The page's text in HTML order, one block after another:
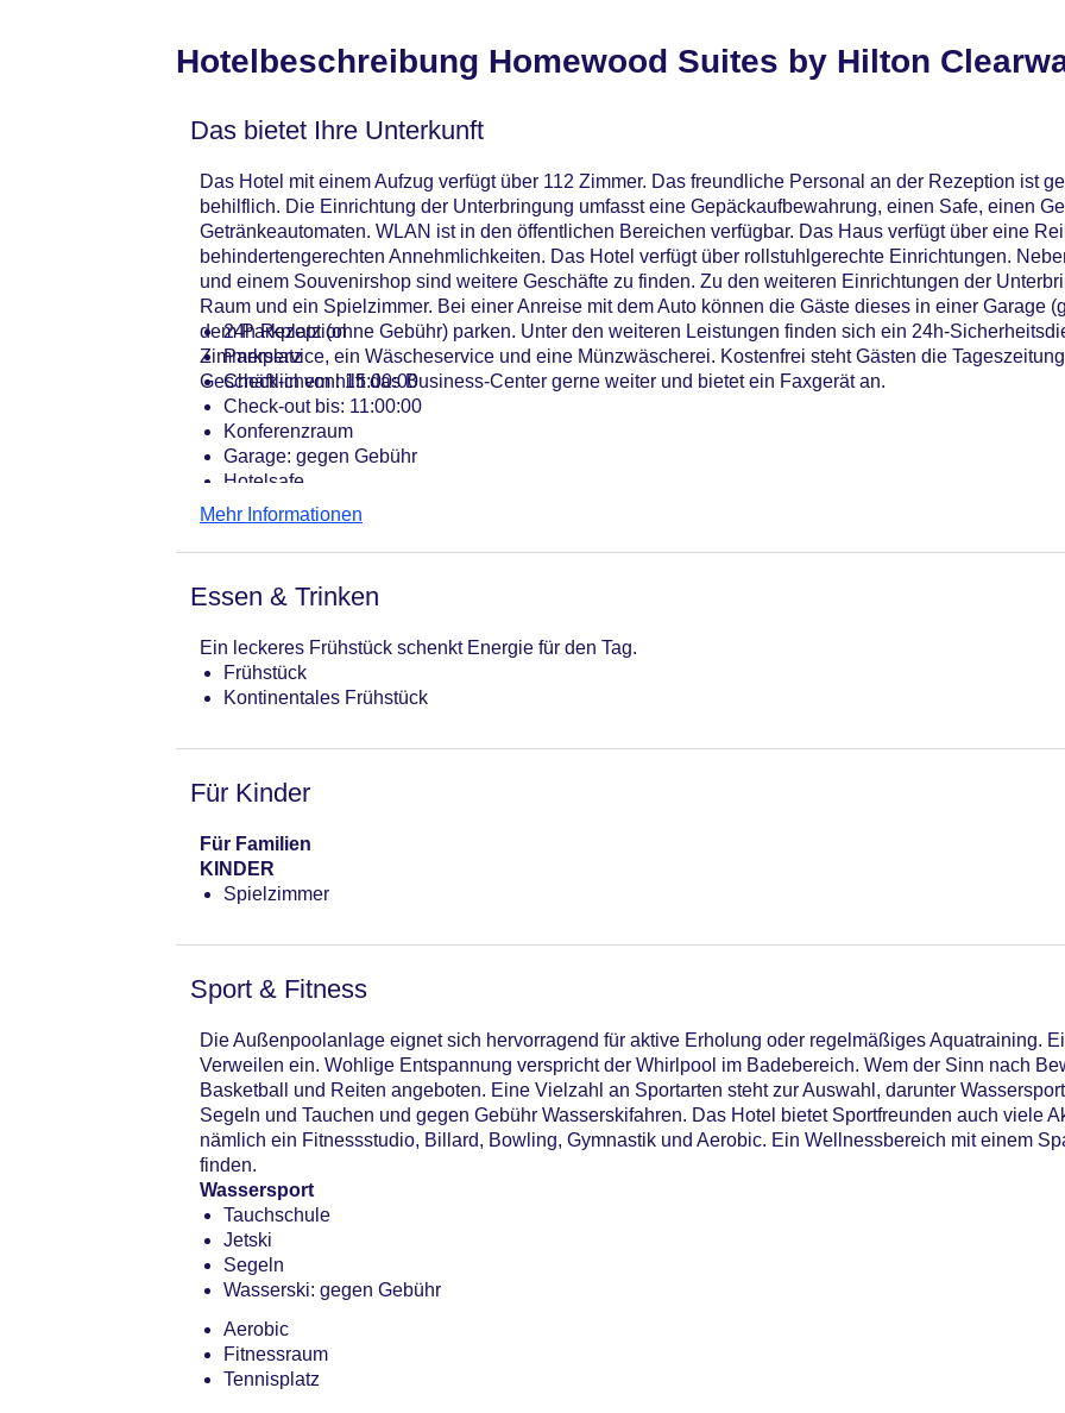
Hotelbeschreibung Homewood Suites by Hilton
Das bietet Ihre Unterkunft
Das Hotel mit einem Aufzug verfügt über 112 Zimmer. Das freundliche Personal an der Rezeption ist
behilflich. Die Einrichtung der Unterbringung umfasst eine Gepäckaufbewahrung, einen Safe, einen
Getränkeautomaten. WLAN ist in den öffentlichen Bereichen verfügbar. Das Haus verfügt über eine
behindertengerechten Annehmlichkeiten. Das Hotel verfügt über rollstuhlgerechte Einrichtungen.
und einem Souvenirshop sind weitere Geschäfte zu finden. Zu den weiteren Einrichtungen der
Raum und ein Spielzimmer. Bei einer Anreise mit dem Auto können die Gäste dieses in einer Garage
dem Parkplatz (ohne Gebühr) parken. Unter den weiteren Leistungen finden sich ein 24h-
Zimmerservice, ein Wäscheservice und eine Münzwäscherei. Kostenfrei steht Gästen die
Geschäftlichem hilft das Business-Center gerne weiter und bietet ein Faxgerät an.
24h Rezeption
Parkplatz
Check-in von: 15:00:00
Check-out bis: 11:00:00
Konferenzraum
Garage: gegen Gebühr
Hotelsafe
WLAN/WiFi im Hotel
Minimarkt
Anzahl der Aufzüge: 1
Zimmerservice
Sonnenterrasse
Gesamtanzahl der Stockwerke: 2
Pools:Outdoor Pool
Zahlungsarten: American Express, Diners Club, Mastercard, Visa
Landeskategorie: 5 Sterne
Mehr Informationen
Essen & Trinken
Ein leckeres Frühstück schenkt Energie für den Tag.
Frühstück
Kontinentales Frühstück
Für Kinder
Für Familien
KINDER
Spielzimmer
Sport & Fitness
Die Außenpoolanlage eignet sich hervorragend für aktive Erholung oder regelmäßiges Aquatraining.
Verweilen ein. Wohlige Entspannung verspricht der Whirlpool im Badebereich. Wem der Sinn nach
Basketball und Reiten angeboten. Eine Vielzahl an Sportarten steht zur Auswahl, darunter
Segeln und Tauchen und gegen Gebühr Wasserskifahren. Das Hotel bietet Sportfreunden auch viele
nämlich ein Fitnessstudio, Billard, Bowling, Gymnastik und Aerobic. Ein Wellnessbereich mit einem
finden.
Wassersport
Tauchschule
Jetski
Segeln
Wasserski: gegen Gebühr
Aerobic
Fitnessraum
Tennisplatz